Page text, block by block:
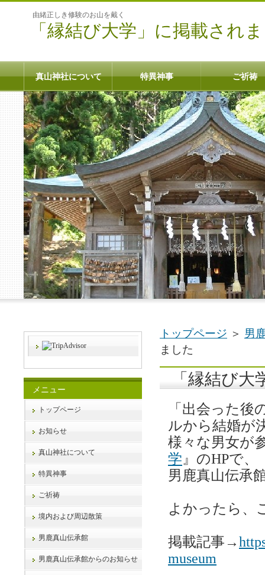
由緒正しき修験のお山を戴く
「縁結び大学」に掲載され
トップページ ＞ 男
ました
「縁結び
「出会った
ルから結婚が
様々な男女が
学 』のHPで、
男鹿真山伝承
よかったら、
掲載記事→
museum
メニュー
トップページ
お知らせ
真山神社について
特異神事
ご祈祷
境内および周辺散策
男鹿真山伝承館
男鹿真山伝承館からのお知らせ
真山神社について 特異神事 ご祈祷